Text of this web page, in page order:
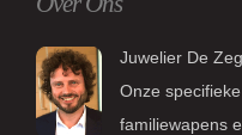
Juwelier De
Onze
familiewapens